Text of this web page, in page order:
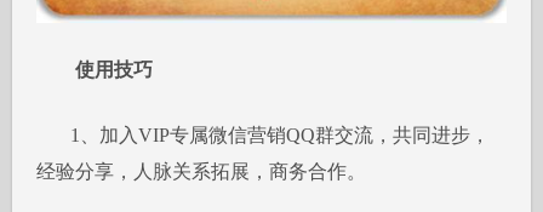
使用技巧
1、加入VIP专属微信营销QQ群交流，共同进步，
经验分享，人脉关系拓展，商务合作。